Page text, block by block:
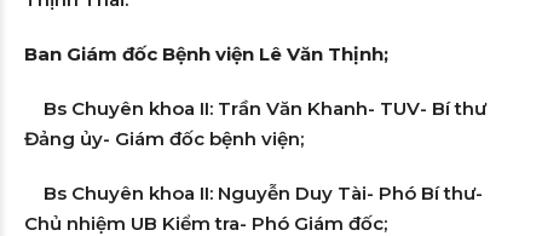
Ban Giám đốc Bệnh viện Lê Văn Thịnh;
Bs Chuyên khoa II: Trần Văn Khanh- TUV- Bí thư
Đảng ủy- Giám đốc bệnh viện;
Bs Chuyên khoa II: Nguyễn Duy Tài- Phó Bí thư-
Chủ nhiệm UB Kiểm tra- Phó Giám đốc;